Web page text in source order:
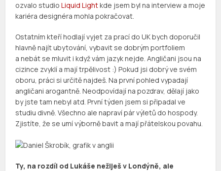
ozvalo studioLiquid Lightkde jsem byl na interview a moje
kariéra designéra mohla pokračovat.
Ostatním kteří hodlají vyjet za prací do UK bych doporučil
hlavně najít ubytování, vybavit se dobrým portfoliem
a nebát se mluvit i když vám jazyk nejde. Angličani jsou na
cizince zvyklí a mají trpělivost :) Pokud jsi dobrý ve svém
oboru, práci si určitě najdeš. Na první pohled vypadají
angličani arogantně. Neodpovídají na pozdrav, dělají jako
by jste tam nebyl atd. První týden jsem si připadal ve
studiu divně. Všechno ale napraví pár výletů do hospody.
Zjistíte, že se umí výborně bavit a mají přátelskou povahu.
Ty, na rozdíl od Lukáše nežiješ v Londýně, ale